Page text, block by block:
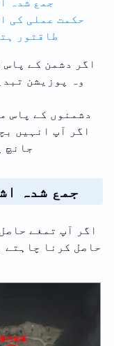
حکمت عملی کی
طاقتور
اگر دشمن کے
وہ پوزیشن
دشمنوں کے پاس
اگر آپ انہیں
جانچ
جمع شدہ
اگر آپ تمغے
حاصل کرنا چاہتے